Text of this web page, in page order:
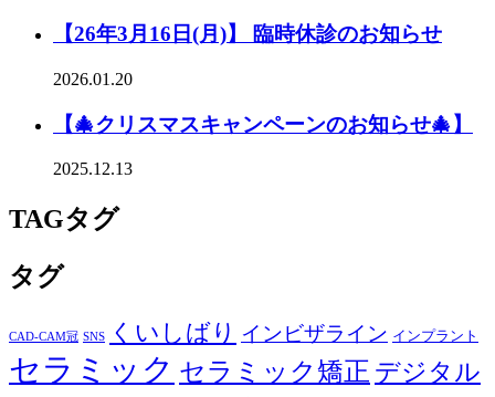
【26年3月16日(月)】 臨時休診のお知らせ
2026.01.20
【🎄クリスマスキャンペーンのお知らせ🎄】
2025.12.13
TAGタグ
タグ
CAD-CAM冠 SNS くいしばり インビザライン インプラント
セラミック セラミック矯正 デジタル